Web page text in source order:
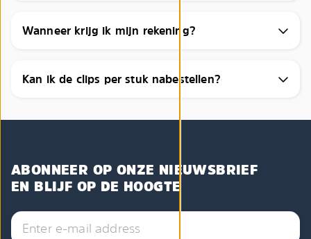
Wanneer krijg ik mijn rekening?
Kan ik de clips per stuk nabestellen?
ABONNEER OP ONZE NIEUWSBRIEF
EN BLIJF OP DE HOOGTE